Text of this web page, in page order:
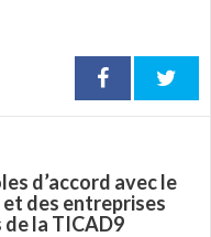
d’accord avec le
des entreprises
la TICAD9